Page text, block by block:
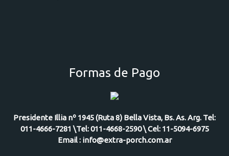
Formas de Pago
Presidente Illia nº 1945 (Ruta 8) Bella Vista, Bs. As. Arg. Tel:
011-4666-7281 \Tel: 011-4668-2590 \ Cel: 11-5094-6975
Email : info@extra-porch.com.ar